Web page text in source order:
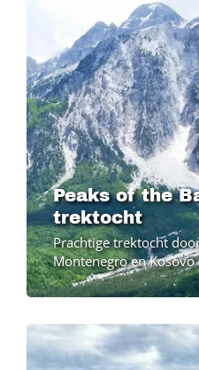
Peaks of the
trektocht
Prachtige trektocht
Montenegro en Kosovo